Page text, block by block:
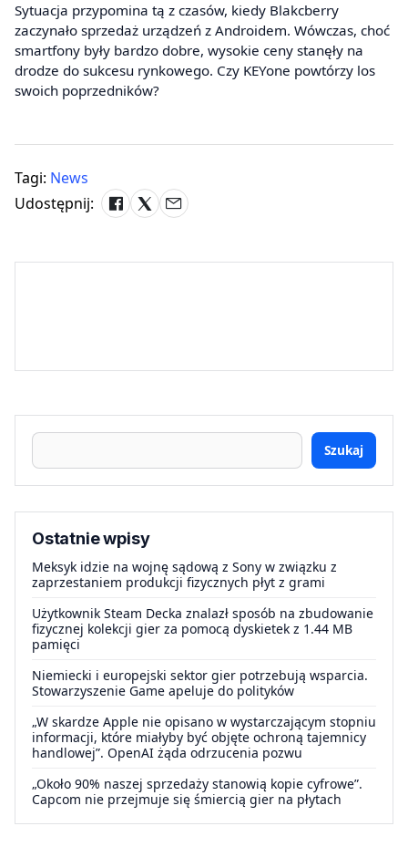
Sytuacja przypomina tą z czasów, kiedy Blakcberry
zaczynało sprzedaż urządzeń z Androidem. Wówczas, choć
smartfony były bardzo dobre, wysokie ceny stanęły na
drodze do sukcesu rynkowego. Czy KEYone powtórzy los
swoich poprzedników?
Tagi: News
Udostępnij:
Szukaj
Ostatnie wpisy
Meksyk idzie na wojnę sądową z Sony w związku z
zaprzestaniem produkcji fizycznych płyt z grami
Użytkownik Steam Decka znalazł sposób na zbudowanie
fizycznej kolekcji gier za pomocą dyskietek z 1.44 MB
pamięci
Niemiecki i europejski sektor gier potrzebują wsparcia.
Stowarzyszenie Game apeluje do polityków
„W skardze Apple nie opisano w wystarczającym stopniu
informacji, które miałyby być objęte ochroną tajemnicy
handlowej”. OpenAI żąda odrzucenia pozwu
„Około 90% naszej sprzedaży stanowią kopie cyfrowe”.
Capcom nie przejmuje się śmiercią gier na płytach